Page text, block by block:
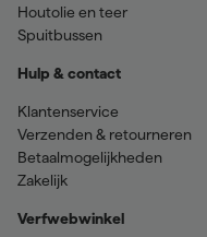
Houtolie en teer
Spuitbussen
Hulp & contact
Klantenservice
Verzenden & retourneren
Betaalmogelijkheden
Zakelijk
Verfwebwinkel